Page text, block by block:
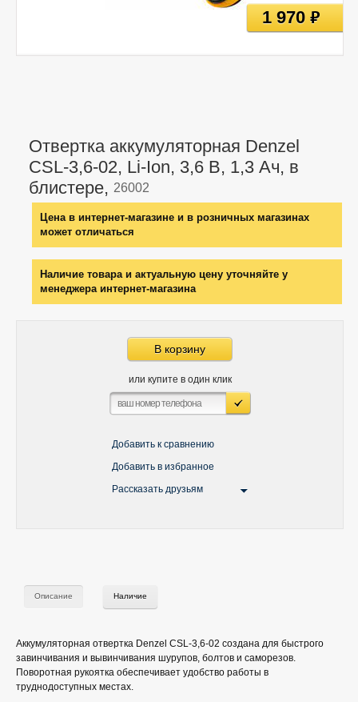
Отвертка аккумуляторная Denzel
CSL-3,6-02, Li-Ion, 3,6 В, 1,3 Ач, в
блистере, 26002
Цена в интернет-магазине и в розничных магазинах
может отличаться
Наличие товара и актуальную цену уточняйте у
менеджера интернет-магазина
В корзину
или купите в один клик
Добавить к сравнению
Добавить в избранное
Рассказать друзьям
1 970руб
Описание Наличие
Аккумуляторная отвертка Denzel CSL-3,6-02 создана для быстрого
завинчивания и вывинчивания шурупов, болтов и саморезов.
Поворотная рукоятка обеспечивает удобство работы в
труднодоступных местах.